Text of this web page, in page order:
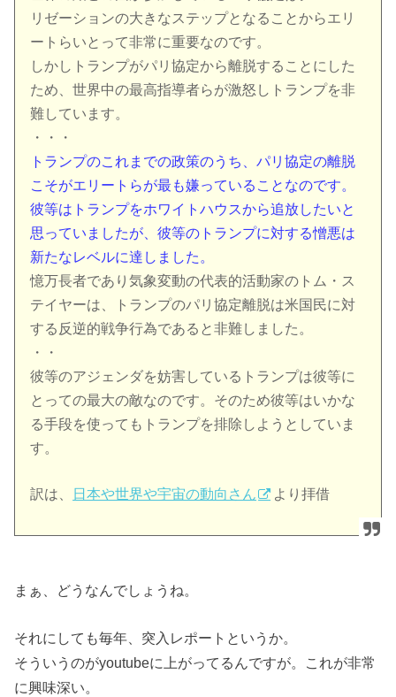
リゼーションの大きなステップとなることからエリ
ートらいとって非常に重要なのです。
しかしトランプがパリ協定から離脱することにした
ため、世界中の最高指導者らが激怒しトランプを非
難しています。
・・・
トランプのこれまでの政策のうち、パリ協定の離脱
こそがエリートらが最も嫌っていることなのです。
彼等はトランプをホワイトハウスから追放したいと
思っていましたが、彼等のトランプに対する憎悪は
新たなレベルに達しました。
憶万長者であり気象変動の代表的活動家のトム・ス
テイヤーは、トランプのパリ協定離脱は米国民に対
する反逆的戦争行為であると非難しました。
・・
彼等のアジェンダを妨害しているトランプは彼等に
とっての最大の敵なのです。そのため彼等はいかな
る手段を使ってもトランプを排除しようとしていま
す。
訳は、 日本や世界や宇宙の動向さん より拝借
まぁ、どうなんでしょうね。
それにしても毎年、突入レポートというか。
そういうのがyoutubeに上がってるんですが。これが非常
に興味深い。